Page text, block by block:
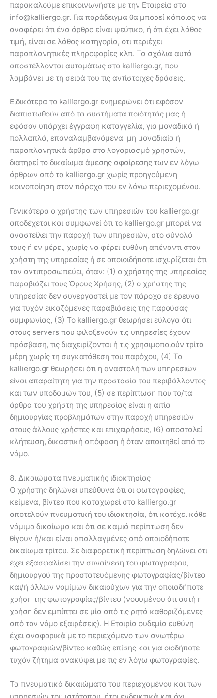
παρακαλούμε επικοινωνήστε με την Εταιρεία στο
info@kalliergo.gr. Για παράδειγμα θα μπορεί κάποιος να
αναφέρει ότι ένα άρθρο είναι ψεύτικο, ή ότι έχει λάθος
τιμή, είναι σε λάθος κατηγορία, ότι περιέχει
παραπλανητικές πληροφορίες κλπ. Τα σχόλια αυτά
αποστέλλονται αυτομάτως στο kalliergo.gr, που
λαμβάνει με τη σειρά του τις αντίστοιχες δράσεις.
Ειδικότερα το kalliergo.gr ενημερώνει ότι εφόσον
διαπιστωθούν από τα συστήματα ποιότητάς μας ή
εφόσον υπάρχει έγγραφη καταγγελία, για μοναδικά ή
πολλαπλά, επαναλαμβανόμενα, μη μοναδιαία ή
παραπλανητικά άρθρα στο λογαριασμό χρηστών,
διατηρεί το δικαίωμα άμεσης αφαίρεσης των εν λόγω
άρθρων από το kalliergo.gr χωρίς προηγούμενη
κοινοποίηση στον πάροχο του εν λόγω περιεχομένου.
Γενικότερα ο χρήστης των υπηρεσιών του kalliergo.gr
αποδέχεται και συμφωνεί ότι το kalliergo.gr μπορεί να
αναστείλει την παροχή των υπηρεσιών, στο σύνολό
τους ή εν μέρει, χωρίς να φέρει ευθύνη απέναντι στον
χρήστη της υπηρεσίας ή σε οποιοιδήποτε ισχυρίζεται ότι
τον αντιπροσωπεύει, όταν: (1) ο χρήστης της υπηρεσίας
παραβιάζει τους Όρους Χρήσης, (2) ο χρήστης της
υπηρεσίας δεν συνεργαστεί με τον πάροχο σε έρευνα
για τυχόν εικαζόμενες παραβιάσεις της παρούσας
συμφωνίας, (3) Το kalliergo.gr θεωρήσει εύλογα ότι
στους servers που φιλοξενούν τις υπηρεσίες έχουν
πρόσβαση, τις διαχειρίζονται ή τις χρησιμοποιούν τρίτα
μέρη χωρίς τη συγκατάθεση του παρόχου, (4) Το
kalliergo.gr θεωρήσει ότι η αναστολή των υπηρεσιών
είναι απαραίτητη για την προστασία του περιβάλλοντος
και των υποδομών του, (5) σε περίπτωση που το/τα
άρθρα του χρήστη της υπηρεσίας είναι η αιτία
δημιουργίας προβλημάτων στην παροχή υπηρεσιών
στους άλλους χρήστες και επιχειρήσεις, (6) αποσταλεί
κλήτευση, δικαστική απόφαση ή όταν απαιτηθεί από το
νόμο.
8. Δικαιώματα πνευματικής ιδιοκτησίας
Ο χρήστης δηλώνει υπεύθυνα ότι οι φωτογραφίες,
κείμενα, βίντεο που καταχωρεί στο kalliergo.gr
αποτελούν πνευματική του ιδιοκτησία, ότι κατέχει κάθε
νόμιμο δικαίωμα και ότι σε καμιά περίπτωση δεν
θίγουν ή/και είναι απαλλαγμένες από οποιοδήποτε
δικαίωμα τρίτου. Σε διαφορετική περίπτωση δηλώνει ότι
έχει εξασφαλίσει την συναίνεση του φωτογράφου,
δημιουργού της προστατευόμενης φωτογραφίας/βίντεο
και/ή άλλων νομίμων δικαιούχων για την οποιαδήποτε
χρήση της φωτογραφίας/βίντεο (νοουμένου ότι αυτή η
χρήση δεν εμπίπτει σε μία από τις ρητά καθοριζόμενες
από τον νόμο εξαιρέσεις). Η Εταιρία ουδεμία ευθύνη
έχει αναφορικά με το περιεχόμενο των ανωτέρω
φωτογραφιών/βίντεο καθώς επίσης και για οιοδήποτε
τυχόν ζήτημα ανακύψει με τις εν λόγω φωτογραφίες.
Τα πνευματικά δικαιώματα του περιεχομένου και των